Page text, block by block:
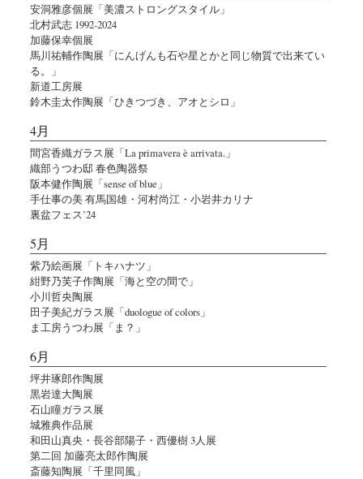
安洞雅彦個展「美濃ストロングスタイル」
北村武志 1992-2024
加藤保幸個展
馬川祐輔作陶展「にんげんも石や星とかと同じ物質で出来てい
る。」
新道工房展
鈴木圭太作陶展「ひきつづき、アオとシロ」
4月
間宮香織ガラス展「La primavera è arrivata.」
織部うつわ邸 春色陶器祭
阪本健作陶展「sense of blue」
手仕事の美 有馬国雄・河村尚江・小岩井カリナ
裏盆フェス’24
5月
紫乃絵画展「トキハナツ」
紺野乃芙子作陶展「海と空の間で」
小川哲央陶展
田子美紀ガラス展「duologue of colors」
ま工房うつわ展「ま？」
6月
坪井琢郎作陶展
黒岩達大陶展
石山瞳ガラス展
城雅典作品展
和田山真央・長谷部陽子・西優樹 3人展
第二回 加藤亮太郎作陶展
斎藤知陶展「千里同風」